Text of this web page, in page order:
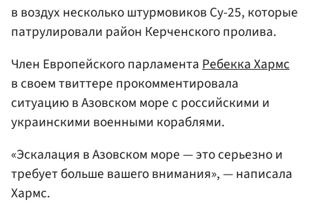
в воздух несколько штурмовиков Су-25, которые
патрулировали район Керченского пролива.
Член Европейского парламентаРебекка Хармс
в своем твиттере прокомментировала
ситуацию в Азовском море с российскими и
украинскими военными кораблями.
«Эскалация в Азовском море — это серьезно и
требует больше вашего внимания», — написала
Хармс.